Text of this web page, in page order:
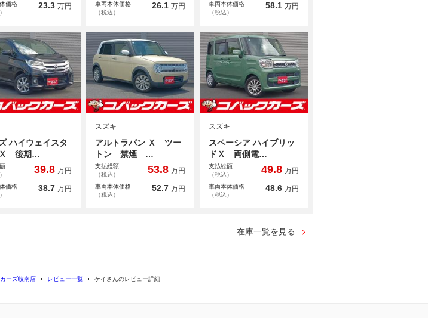
価格
23.3 万円
車両本体価格
（税込）
26.1 万円
車両本体価格
（税込）
58.1 万円
ハイウェイスタ
後期…
39.8 万円
価格
38.7 万円
スズキ
アルトラパン Ｘ ツー
トン 禁煙 …
支払総額
（税込）
53.8 万円
車両本体価格
（税込）
52.7 万円
スズキ
スペーシア ハイブリッ
ドＸ 両側電…
支払総額
（税込）
49.8 万円
車両本体価格
（税込）
48.6 万円
在庫一覧を見る
ーズ岐南店 レビュー一覧 ケイさんのレビュー詳細